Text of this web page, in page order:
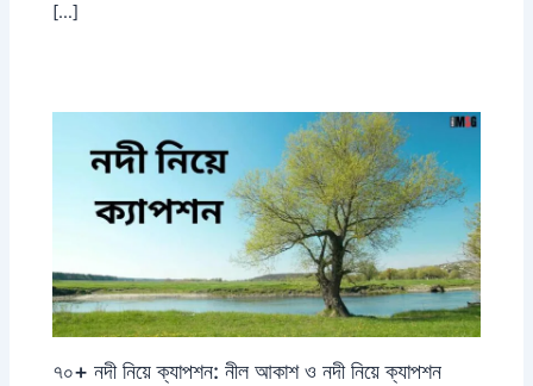
[…]
৭০+ নদী নিয়ে ক্যাপশন: নীল আকাশ ও নদী নিয়ে ক্যাপশন